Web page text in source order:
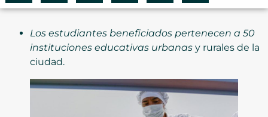
Los estudiantes beneficiados pertenecen a 50
instituciones educativas urbanas y rurales de la
ciudad.